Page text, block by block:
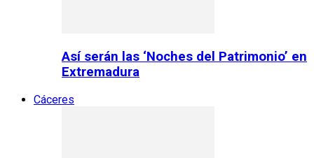
Así serán las ‘Noches del Patrimonio’ en
Extremadura
Cáceres